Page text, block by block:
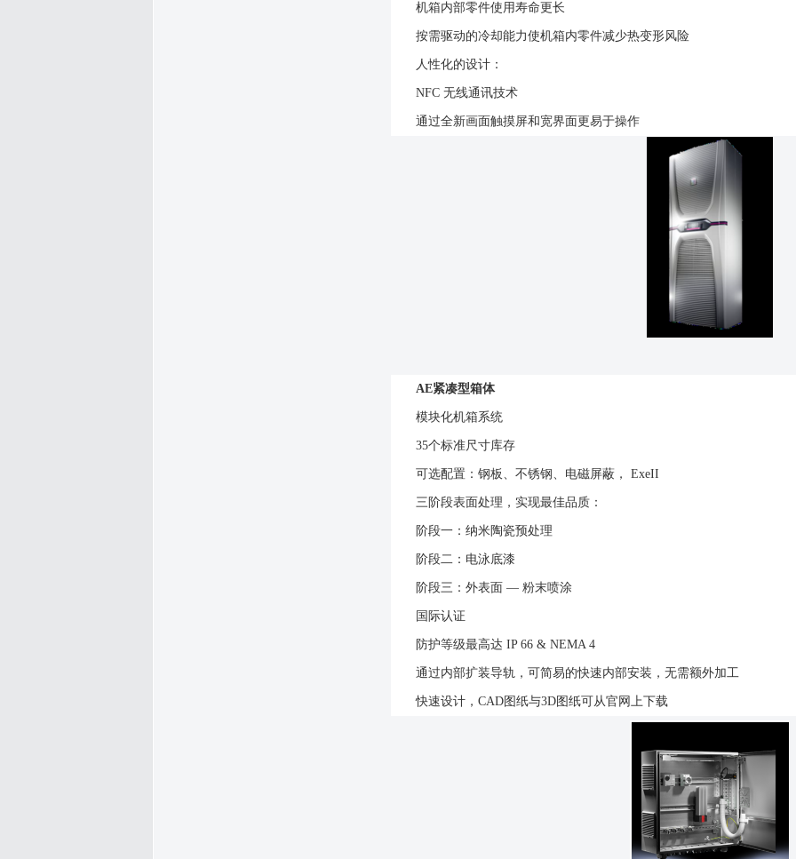
机箱内部零件使用寿命更长
按需驱动的冷却能力使机箱内零件减少热变形风险
人性化的设计：
NFC 无线通讯技术
通过全新画面触摸屏和宽界面更易于操作
AE紧凑型箱体
模块化机箱系统
35个标准尺寸库存
可选配置：钢板、不锈钢、电磁屏蔽， ExeII
三阶段表面处理，实现最佳品质：
阶段一：纳米陶瓷预处理
阶段二：电泳底漆
阶段三：外表面 — 粉末喷涂
国际认证
防护等级最高达 IP 66 & NEMA 4
通过内部扩装导轨，可简易的快速内部安装，无需额外加工
快速设计，CAD图纸与3D图纸可从官网上下载